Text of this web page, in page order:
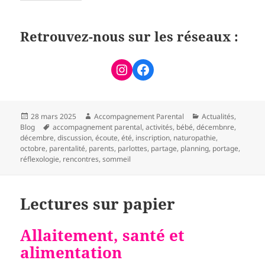
Retrouvez-nous sur les réseaux :
28 mars 2025 Accompagnement Parental Actualités,
Blog
accompagnement parental,activités, bébé,décembnre,
décembre,discussion,écoute,été, inscription, naturopathie,
octobre, parentalité, parents, parlottes, partage, planning, portage,
réflexologie, rencontres,sommeil
Lectures sur papier
Allaitement, santé et
alimentation